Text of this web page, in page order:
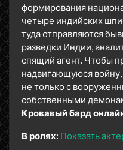
формирования
четыре индийских
туда отправляются
разведки Индии,
спящий агент. Чтобы
надвигающуюся
не только с
собственными
Кровавый бард
В ролях: Показать